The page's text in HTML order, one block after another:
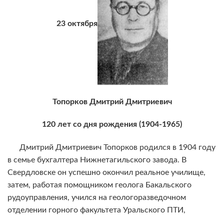
23 октября
Топорков Дмитрий Дмитриевич
120 лет со дня рождения (1904-1965)
Дмитрий Дмитриевич Топорков родился в 1904 году
в семье бухгалтера Нижнетагильского завода. В
Свердловске он успешно окончил реальное училище,
затем, работая помощником геолога Бакальского
рудоуправления, учился на геологоразведочном
отделении горного факультета Уральского ПТИ,